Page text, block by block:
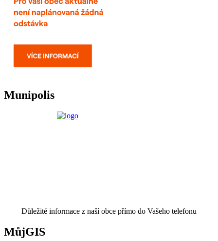
Munipolis
Důležité informace z naší obce přímo do Vašeho telefonu
MůjGIS